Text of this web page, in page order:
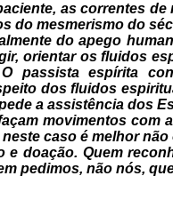
as correntes
do mesmerismo do
do apego
orientar os fluidos
passista espírita
dos fluidos
a assistência dos
movimentos com
caso é melhor
e doação. Quem
pedimos, não nós,